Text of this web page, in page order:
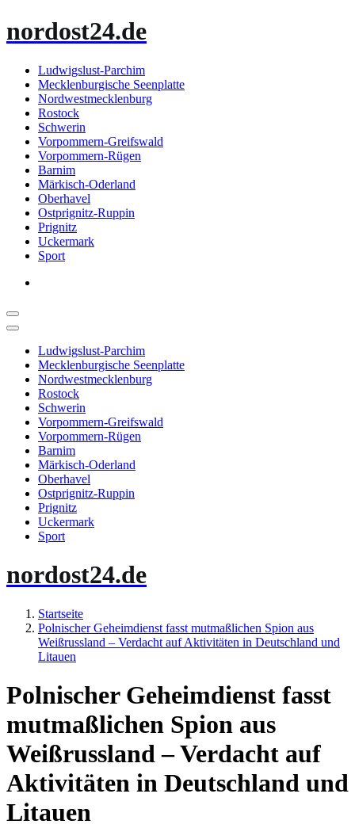
Inhalt
nordost24.de
Ludwigslust-Parchim
Mecklenburgische Seenplatte
Nordwestmecklenburg
Rostock
Schwerin
Vorpommern-Greifswald
Vorpommern-Rügen
Barnim
Märkisch-Oderland
Oberhavel
Ostprignitz-Ruppin
Prignitz
Uckermark
Sport
Ludwigslust-Parchim
Mecklenburgische Seenplatte
Nordwestmecklenburg
Rostock
Schwerin
Vorpommern-Greifswald
Vorpommern-Rügen
Barnim
Märkisch-Oderland
Oberhavel
Ostprignitz-Ruppin
Prignitz
Uckermark
Sport
nordost24.de
Startseite
Polnischer Geheimdienst fasst mutmaßlichen Spion aus
Weißrussland – Verdacht auf Aktivitäten in Deutschland und
Litauen
Polnischer Geheimdienst fasst
mutmaßlichen Spion aus
Weißrussland – Verdacht auf
Aktivitäten in Deutschland und
Litauen